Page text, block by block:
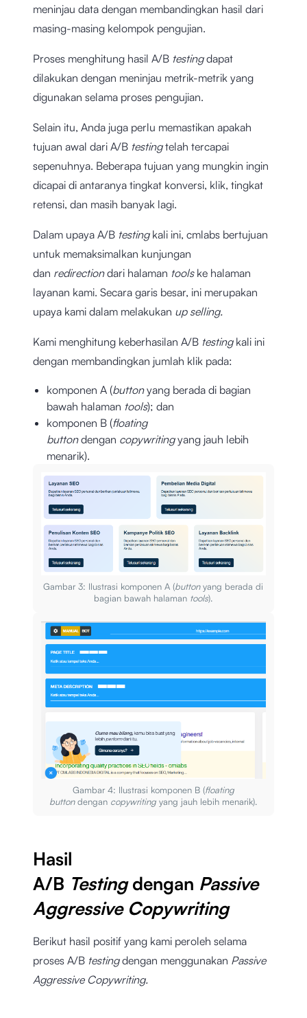
meninjau data dengan membandingkan hasil dari
masing-masing kelompok pengujian.
Proses menghitung hasil A/B testingdapat
dilakukan dengan meninjau metrik-metrik yang
digunakan selama proses pengujian.
Selain itu, Anda juga perlu memastikan apakah
tujuan awal dari A/B testingtelah tercapai
sepenuhnya. Beberapa tujuan yang mungkin ingin
dicapai di antaranya tingkat konversi, klik, tingkat
retensi, dan masih banyak lagi.
Dalam upaya A/B testing kali ini, cmlabs bertujuan
untuk memaksimalkan kunjungan
dan redirectiondari halaman tools ke halaman
layanan kami. Secara garis besar, ini merupakan
upaya kami dalam melakukan up selling.
Kami menghitung keberhasilan A/B testing kali ini
dengan membandingkan jumlah klik pada:
komponen A (buttonyang berada di bagian
bawah halaman tools); dan
komponen B (floating
buttondengan copywritingyang jauh lebih
menarik).
Gambar 3: Ilustrasi komponen A (buttonyang berada di
bagian bawah halaman tools).
Gambar 4: Ilustrasi komponen B (floating
buttondengan copywritingyang jauh lebih menarik).
Hasil
A/B Testingdengan Passive
Aggressive Copywriting
Berikut hasil positif yang kami peroleh selama
proses A/B testingdengan menggunakan Passive
Aggressive Copywriting.